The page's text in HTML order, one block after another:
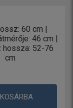
60 cm |
46 cm |
hossza: 52-76
cm
KOSÁRBA